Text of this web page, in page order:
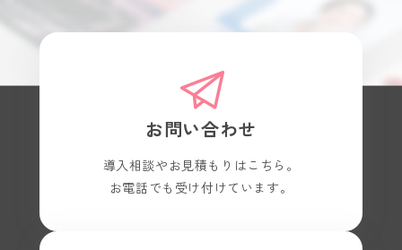
お問い合わせ
導入相談やお見積もりはこちら。
お電話でも受け付けています。